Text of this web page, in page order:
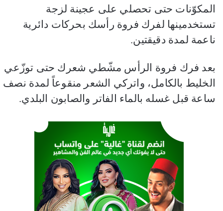
المكوّنات حتى تحصلي على عجينة لزجة
تستخدمينها لفرك فروة رأسك بحركات دائرية
ناعمة لمدة دقيقتين.
بعد فرك فروة الرأس مشّطي شعرك حتى توزّعي
الخليط بالكامل، واتركي الشعر منقوعاً لمدة نصف
ساعة قبل غسله بالماء الفاتر والصابون البلدي.